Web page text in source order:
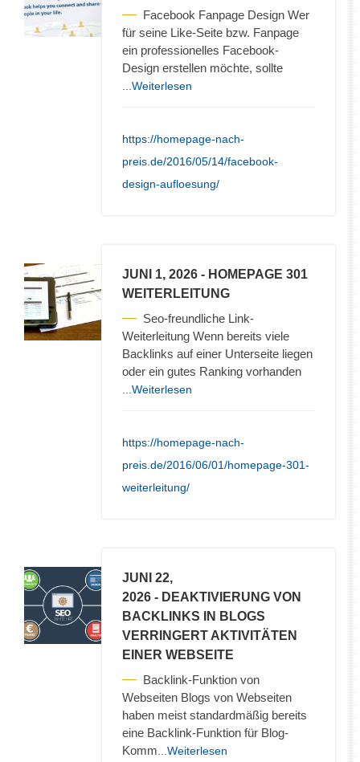
Facebook Fanpage Design Wer
für seine Like-Seite bzw. Fanpage
ein professionelles Facebook-
Design erstellen möchte, sollte
...Weiterlesen
https://homepage-nach-
preis.de/2016/05/14/facebook-
design-aufloesung/
JUNI 1, 2026 - HOMEPAGE 301
WEITERLEITUNG
Seo-freundliche Link-
Weiterleitung Wenn bereits viele
Backlinks auf einer Unterseite liegen
oder ein gutes Ranking vorhanden
...Weiterlesen
https://homepage-nach-
preis.de/2016/06/01/homepage-301-
weiterleitung/
JUNI 22,
2026 - DEAKTIVIERUNG VON
BACKLINKS IN BLOGS
VERRINGERT AKTIVITÄTEN
EINER WEBSEITE
Backlink-Funktion von
Webseiten Blogs von Webseiten
haben meist standardmäßig bereits
eine Backlink-Funktion für Blog-
Komm ...Weiterlesen